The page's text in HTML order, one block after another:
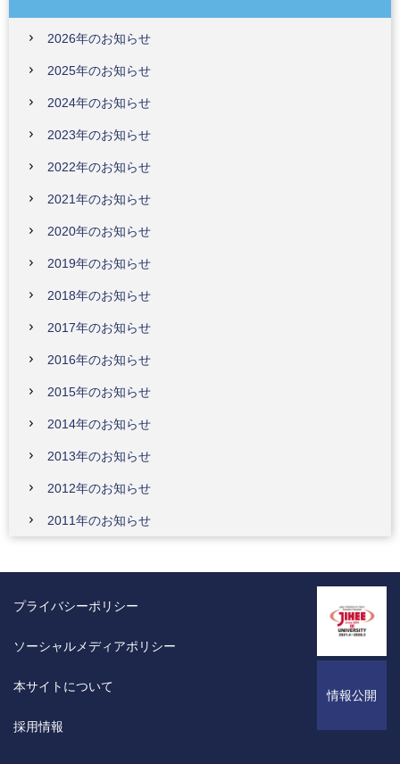
2026年のお知らせ
2025年のお知らせ
2024年のお知らせ
2023年のお知らせ
2022年のお知らせ
2021年のお知らせ
2020年のお知らせ
2019年のお知らせ
2018年のお知らせ
2017年のお知らせ
2016年のお知らせ
2015年のお知らせ
2014年のお知らせ
2013年のお知らせ
2012年のお知らせ
2011年のお知らせ
情報公開
プライバシーポリシー
ソーシャルメディアポリシー
本サイトについて
採用情報